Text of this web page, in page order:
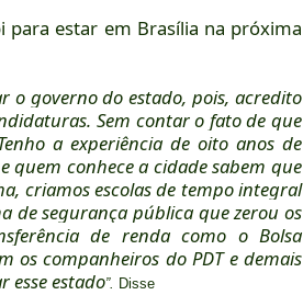
para estar em Brasília na próxima
o governo do estado, pois, acredito
Sem contar o fato de que
a experiência de oito anos de
conhece a cidade sabem que
criamos escolas de tempo integral
de segurança pública que zerou os
de renda como o Bolsa
os companheiros do PDT e demais
esse estado”. Disse